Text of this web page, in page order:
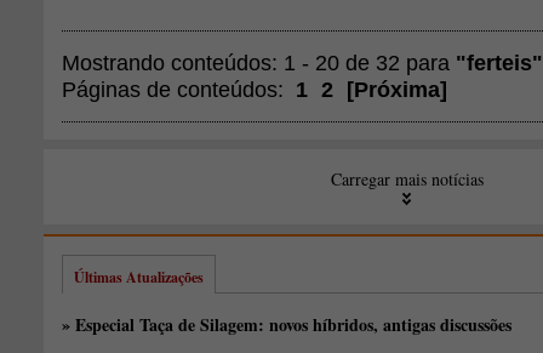
Mostrando conteúdos: 1 - 20 de 32 para "ferteis"
Páginas de conteúdos: 1 2 [Próxima]
Carregar mais notícias
Últimas Atualizações
» Especial Taça de Silagem: novos híbridos, antigas discussões